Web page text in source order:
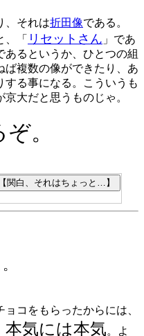
、それは折田像である。
「 リセットさん 」であ
あるというか、ひとつの組
ば複数の像ができたり、あ
する事になる。こういうも
大だと思うものじゃ。
。
コをもらったからには、
本気には本気。よ